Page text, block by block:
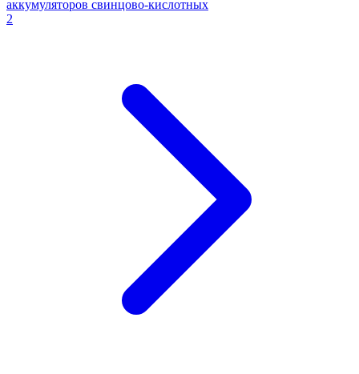
аккумуляторов свинцово-кислотных
2